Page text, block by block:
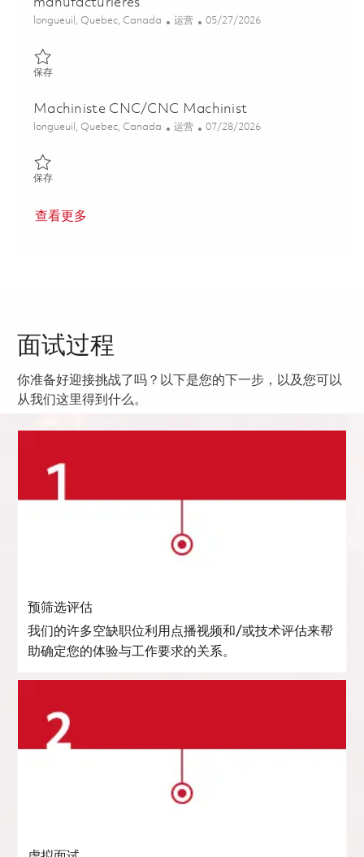
manufacturières
位置
longueuil, Quebec, Canada 类别
运营 Posted Date
05/27/2026
保存保存 Project Manager - Digital Manufacturing Transformation /
Machiniste CNC/CNC Machinist
位置
longueuil, Quebec, Canada 类别
运营 Posted Date
07/28/2026
保存保存 Machiniste CNC/CNC Machinist 01828305
查看更多
面试过程
你准备好迎接挑战了吗？以下是您的下一步，以及您可以
从我们这里得到什么。
预筛选评估
我们的许多空缺职位利用点播视频和/或技术评估来帮
助确定您的体验与工作要求的关系。